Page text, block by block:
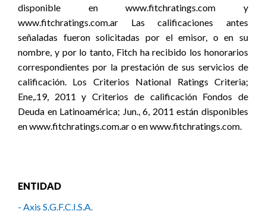
disponible en www.fitchratings.com y
www.fitchratings.com.ar Las calificaciones antes
señaladas fueron solicitadas por el emisor, o en su
nombre, y por lo tanto, Fitch ha recibido los honorarios
correspondientes por la prestación de sus servicios de
calificación. Los Criterios National Ratings Criteria;
Ene,.19, 2011 y Criterios de calificación Fondos de
Deuda en Latinoamérica; Jun., 6, 2011 están disponibles
en www.fitchratings.com.ar o en www.fitchratings.com.
ENTIDAD
- Axis S.G.F.C.I.S.A.